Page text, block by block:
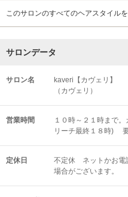
このサロンのすべてのヘアスタイル
サロンデータ
サロン名
kaveri【カヴェリ】
（カヴェリ）
営業時間
１０時～２１時まで
リーチ最終１８時)
定休日
不定休 ネットかお電
場合がございます。